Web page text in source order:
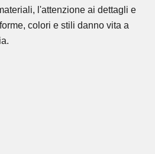
l'attenzione ai dettagli e
colori e stili danno vita a